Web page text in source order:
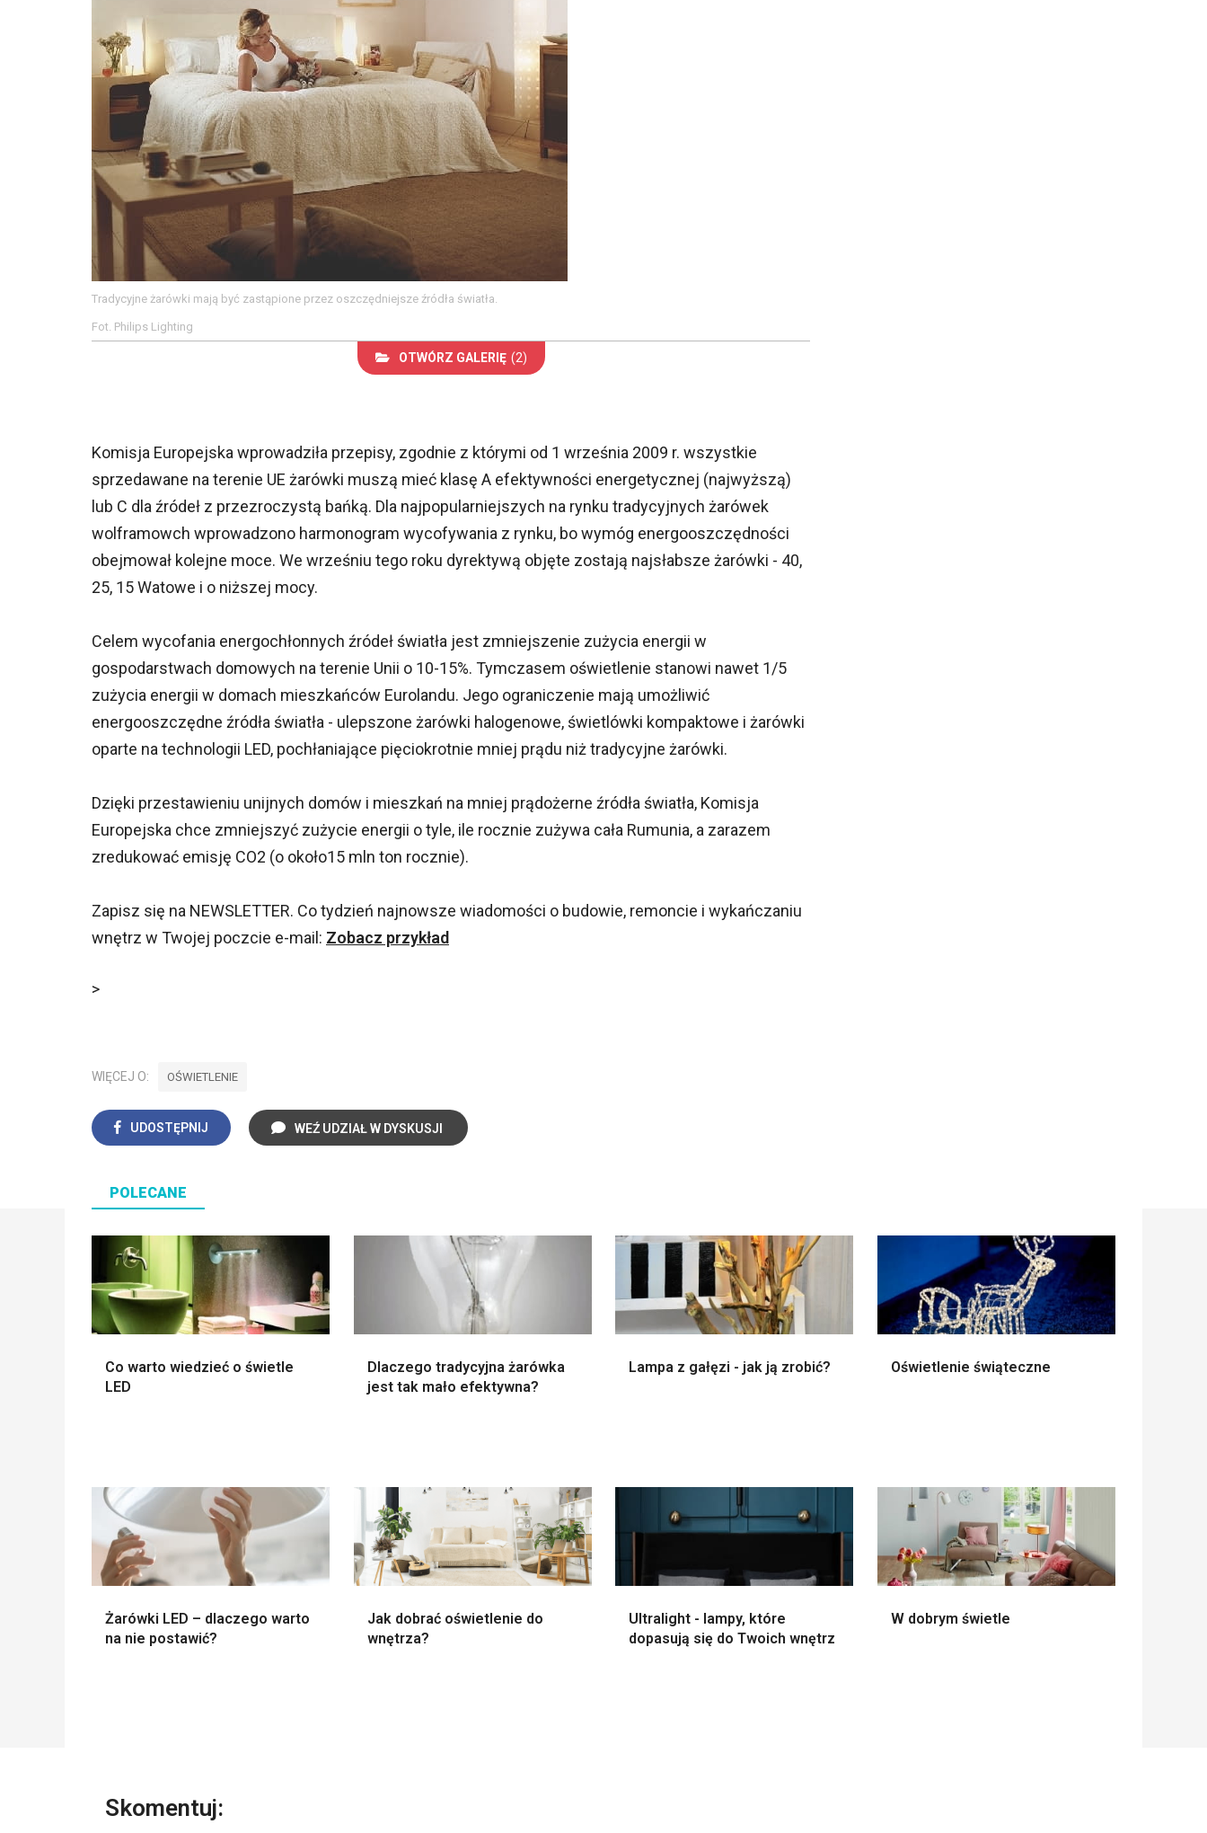
Tradycyjne żarówki mają być zastąpione przez oszczędniejsze źródła światła.
Fot. Philips Lighting
OTWÓRZ GALERIĘ (2)
Komisja Europejska wprowadziła przepisy, zgodnie z którymi od 1 września 2009 r. wszystkie
sprzedawane na terenie UE żarówki muszą mieć klasę A efektywności energetycznej (najwyższą)
lub C dla źródeł z przezroczystą bańką. Dla najpopularniejszych na rynku tradycyjnych żarówek
wolframowch wprowadzono harmonogram wycofywania z rynku, bo wymóg energooszczędności
obejmował kolejne moce. We wrześniu tego roku dyrektywą objęte zostają najsłabsze żarówki - 40,
25, 15 Watowe i o niższej mocy.
Celem wycofania energochłonnych źródeł światła jest zmniejszenie zużycia energii w
gospodarstwach domowych na terenie Unii o 10-15%. Tymczasem oświetlenie stanowi nawet 1/5
zużycia energii w domach mieszkańców Eurolandu. Jego ograniczenie mają umożliwić
energooszczędne źródła światła - ulepszone żarówki halogenowe, świetlówki kompaktowe i żarówki
oparte na technologii LED, pochłaniające pięciokrotnie mniej prądu niż tradycyjne żarówki.
Dzięki przestawieniu unijnych domów i mieszkań na mniej prądożerne źródła światła, Komisja
Europejska chce zmniejszyć zużycie energii o tyle, ile rocznie zużywa cała Rumunia, a zarazem
zredukować emisję CO2 (o około15 mln ton rocznie).
Zapisz się na NEWSLETTER. Co tydzień najnowsze wiadomości o budowie, remoncie i wykańczaniu
wnętrz w Twojej poczcie e-mail: Zobacz przykład
>
WIĘCEJ O: OŚWIETLENIE
UDOSTĘPNIJ WEŹ UDZIAŁ W DYSKUSJI
POLECANE
Co warto wiedzieć o świetle
LED
Dlaczego tradycyjna żarówka
jest tak mało efektywna?
Lampa z gałęzi - jak ją zrobić? Oświetlenie świąteczne
Żarówki LED – dlaczego warto
na nie postawić?
Jak dobrać oświetlenie do
wnętrza?
Ultralight - lampy, które
dopasują się do Twoich wnętrz
W dobrym świetle
Skomentuj: